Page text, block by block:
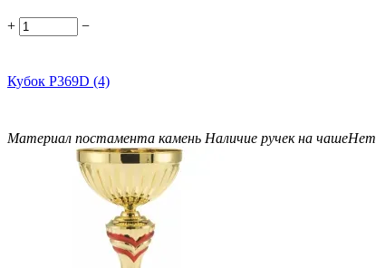
+ −
Кубок P369D (4)
Материал постамента камень Наличие ручек на чашеНет